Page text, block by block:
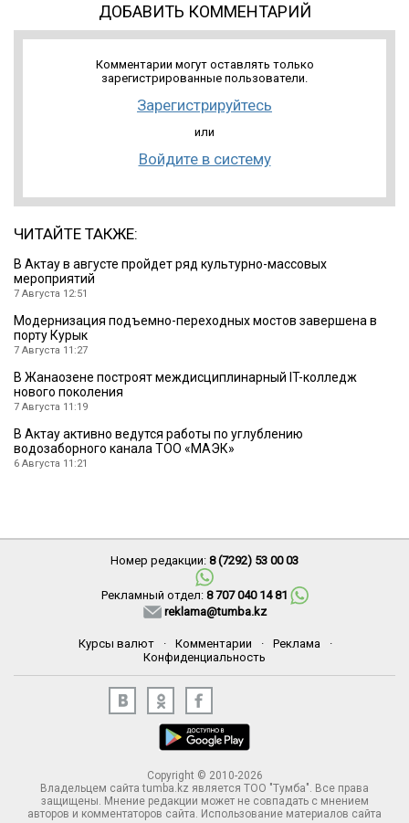
ДОБАВИТЬ КОММЕНТАРИЙ
Комментарии могут оставлять только
зарегистрированные пользователи.
Зарегистрируйтесь
или
Войдите в систему
ЧИТАЙТЕ ТАКЖЕ:
В Актау в августе пройдет ряд культурно-массовых
мероприятий
7 Августа 12:51
Модернизация подъемно-переходных мостов завершена в
порту Курык
7 Августа 11:27
В Жанаозене построят междисциплинарный IT-колледж
нового поколения
7 Августа 11:19
В Актау активно ведутся работы по углублению
водозаборного канала ТОО «МАЭК»
6 Августа 11:21
Номер редакции: 8 (7292) 53 00 03
Рекламный отдел: 8 707 040 14 81
reklama@tumba.kz
Курсы валют · Комментарии · Реклама
·
Конфиденциальность
Copyright © 2010-2026
Владельцем сайта tumba.kz является ТОО "Тумба". Все права
защищены. Мнение редакции может не совпадать с мнением
авторов и комментаторов сайта. Использование материалов сайта